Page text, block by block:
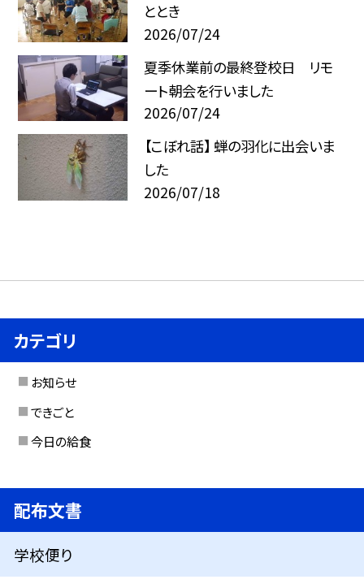
ととき
2026/07/24
夏季休業前の最終登校日 リモ
ート朝会を行いました
2026/07/24
【こぼれ話】 蝉の羽化に出会いま
した
2026/07/18
カテゴリ
お知らせ
できごと
今日の給食
配布文書
学校便り